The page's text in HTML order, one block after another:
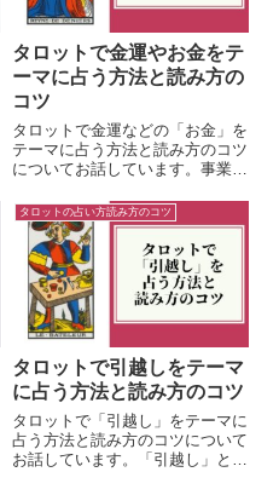
タロットで金運やお金をテ
ーマに占う方法と読み方の
コツ
タロットで金運などの「お金」を
テーマに占う方法と読み方のコツ
についてお話しています。事業、
にもお金に絡む人間関係など大な
り小なり「お金の縁」がとりもつ
さまざまなご相談を頂きます。鑑
定では「必須」というぐらいのテ
ーマですから、ここでは金運に限
らず「お金」に関わる全般につい
て、タロットで占う方法と読み方
のコツについて取り上げていきた
いと思います。
タロットの占い方読み方のコツ
タロットで引越しをテーマ
に占う方法と読み方のコツ
タロットで「引越し」をテーマに
占う方法と読み方のコツについて
お話しています。「引越し」とひ